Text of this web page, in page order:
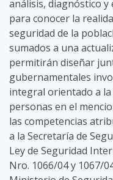
análisis, diagnóstico
para conocer la
seguridad de la
sumados a una
permitirán diseñar
gubernamentales
integral orientado a
personas en el
las competencias
a la Secretaría de
Ley de Seguridad
Nro. 1066/04 y 1067/